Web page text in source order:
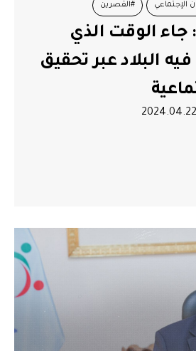
الإجتماعي #القصرين
الشؤون الإجتماعية
جاء الوقت الذي
البلاد عبر تحقيق
2024.04.22